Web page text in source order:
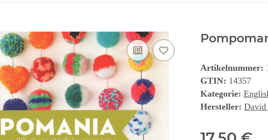
Artikelnummer:
GTIN: 14357
Kategorie:
Hersteller: David